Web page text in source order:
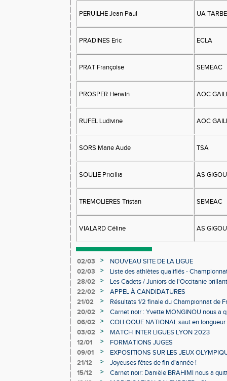
PERUILHE Jean Paul UA
PRADINES Eric ECLA
PRAT Françoise SEMEAC
PROSPER Herwin AOC
RUFEL Ludivine AOC
SORS Marie Aude TSA
SOULIE Pricillia AS
TREMOLIERES Tristan SEMEAC
VIALARD Céline AS
02/03 >
NOUVEAU SITE DE LA LIGUE
02/03
>
Liste des athlètes qualifiés -
Individuels en salle
28/02 >
Les Cadets / Juniors de l'Occitanie
22/02
>
APPEL À CANDIDATURES
21/02
>
Résultats 1/2 finale du Championnat de
20/02
>
Carnet noir : Yvette MONGINOU nous a
06/02
>
COLLOQUE NATIONAL saut en
03/02
>
MATCH INTER LIGUES LYON 2023
12/01
>
FORMATIONS JUGES
09/01
>
EXPOSITIONS SUR LES JEUX
21/12
>
Joyeuses fêtes de fin d'année !
15/12
>
Carnet noir: Danièle BRAHIMI nous a